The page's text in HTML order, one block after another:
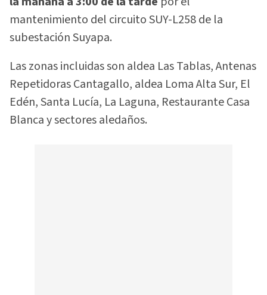
mantenimiento del circuito SUY-L258 de la
subestación Suyapa.
Las zonas incluidas son aldea Las Tablas, Antenas
Repetidoras Cantagallo, aldea Loma Alta Sur, El
Edén, Santa Lucía, La Laguna, Restaurante Casa
Blanca y sectores aledaños.